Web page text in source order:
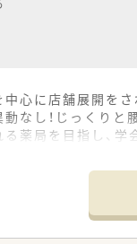
心に店舗展開をさ
なし！じっくりと
薬局を目指し、学